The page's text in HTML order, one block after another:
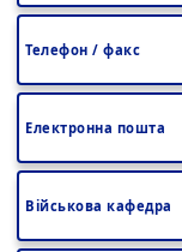
Телефон / факс
Електронна пошта
Військова кафедра